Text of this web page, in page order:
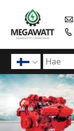


